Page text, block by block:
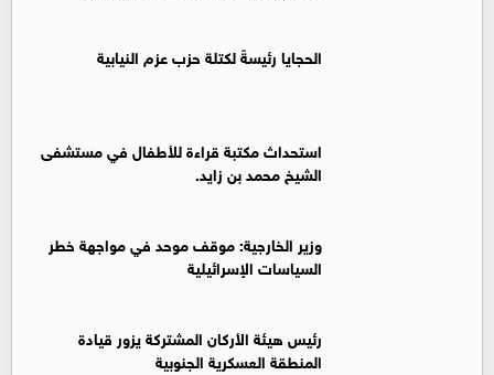
الحجايا رئيسةً لكتلة حزب عزم النيابية
استحداث مكتبة قراءة للأطفال في مستشفى
الشيخ محمد بن زايد.
وزير الخارجية: موقف موحد في مواجهة خطر
السياسات الإسرائيلية
رئيس هيئة الأركان المشتركة يزور قيادة
المنطقة العسكرية الجنوبية